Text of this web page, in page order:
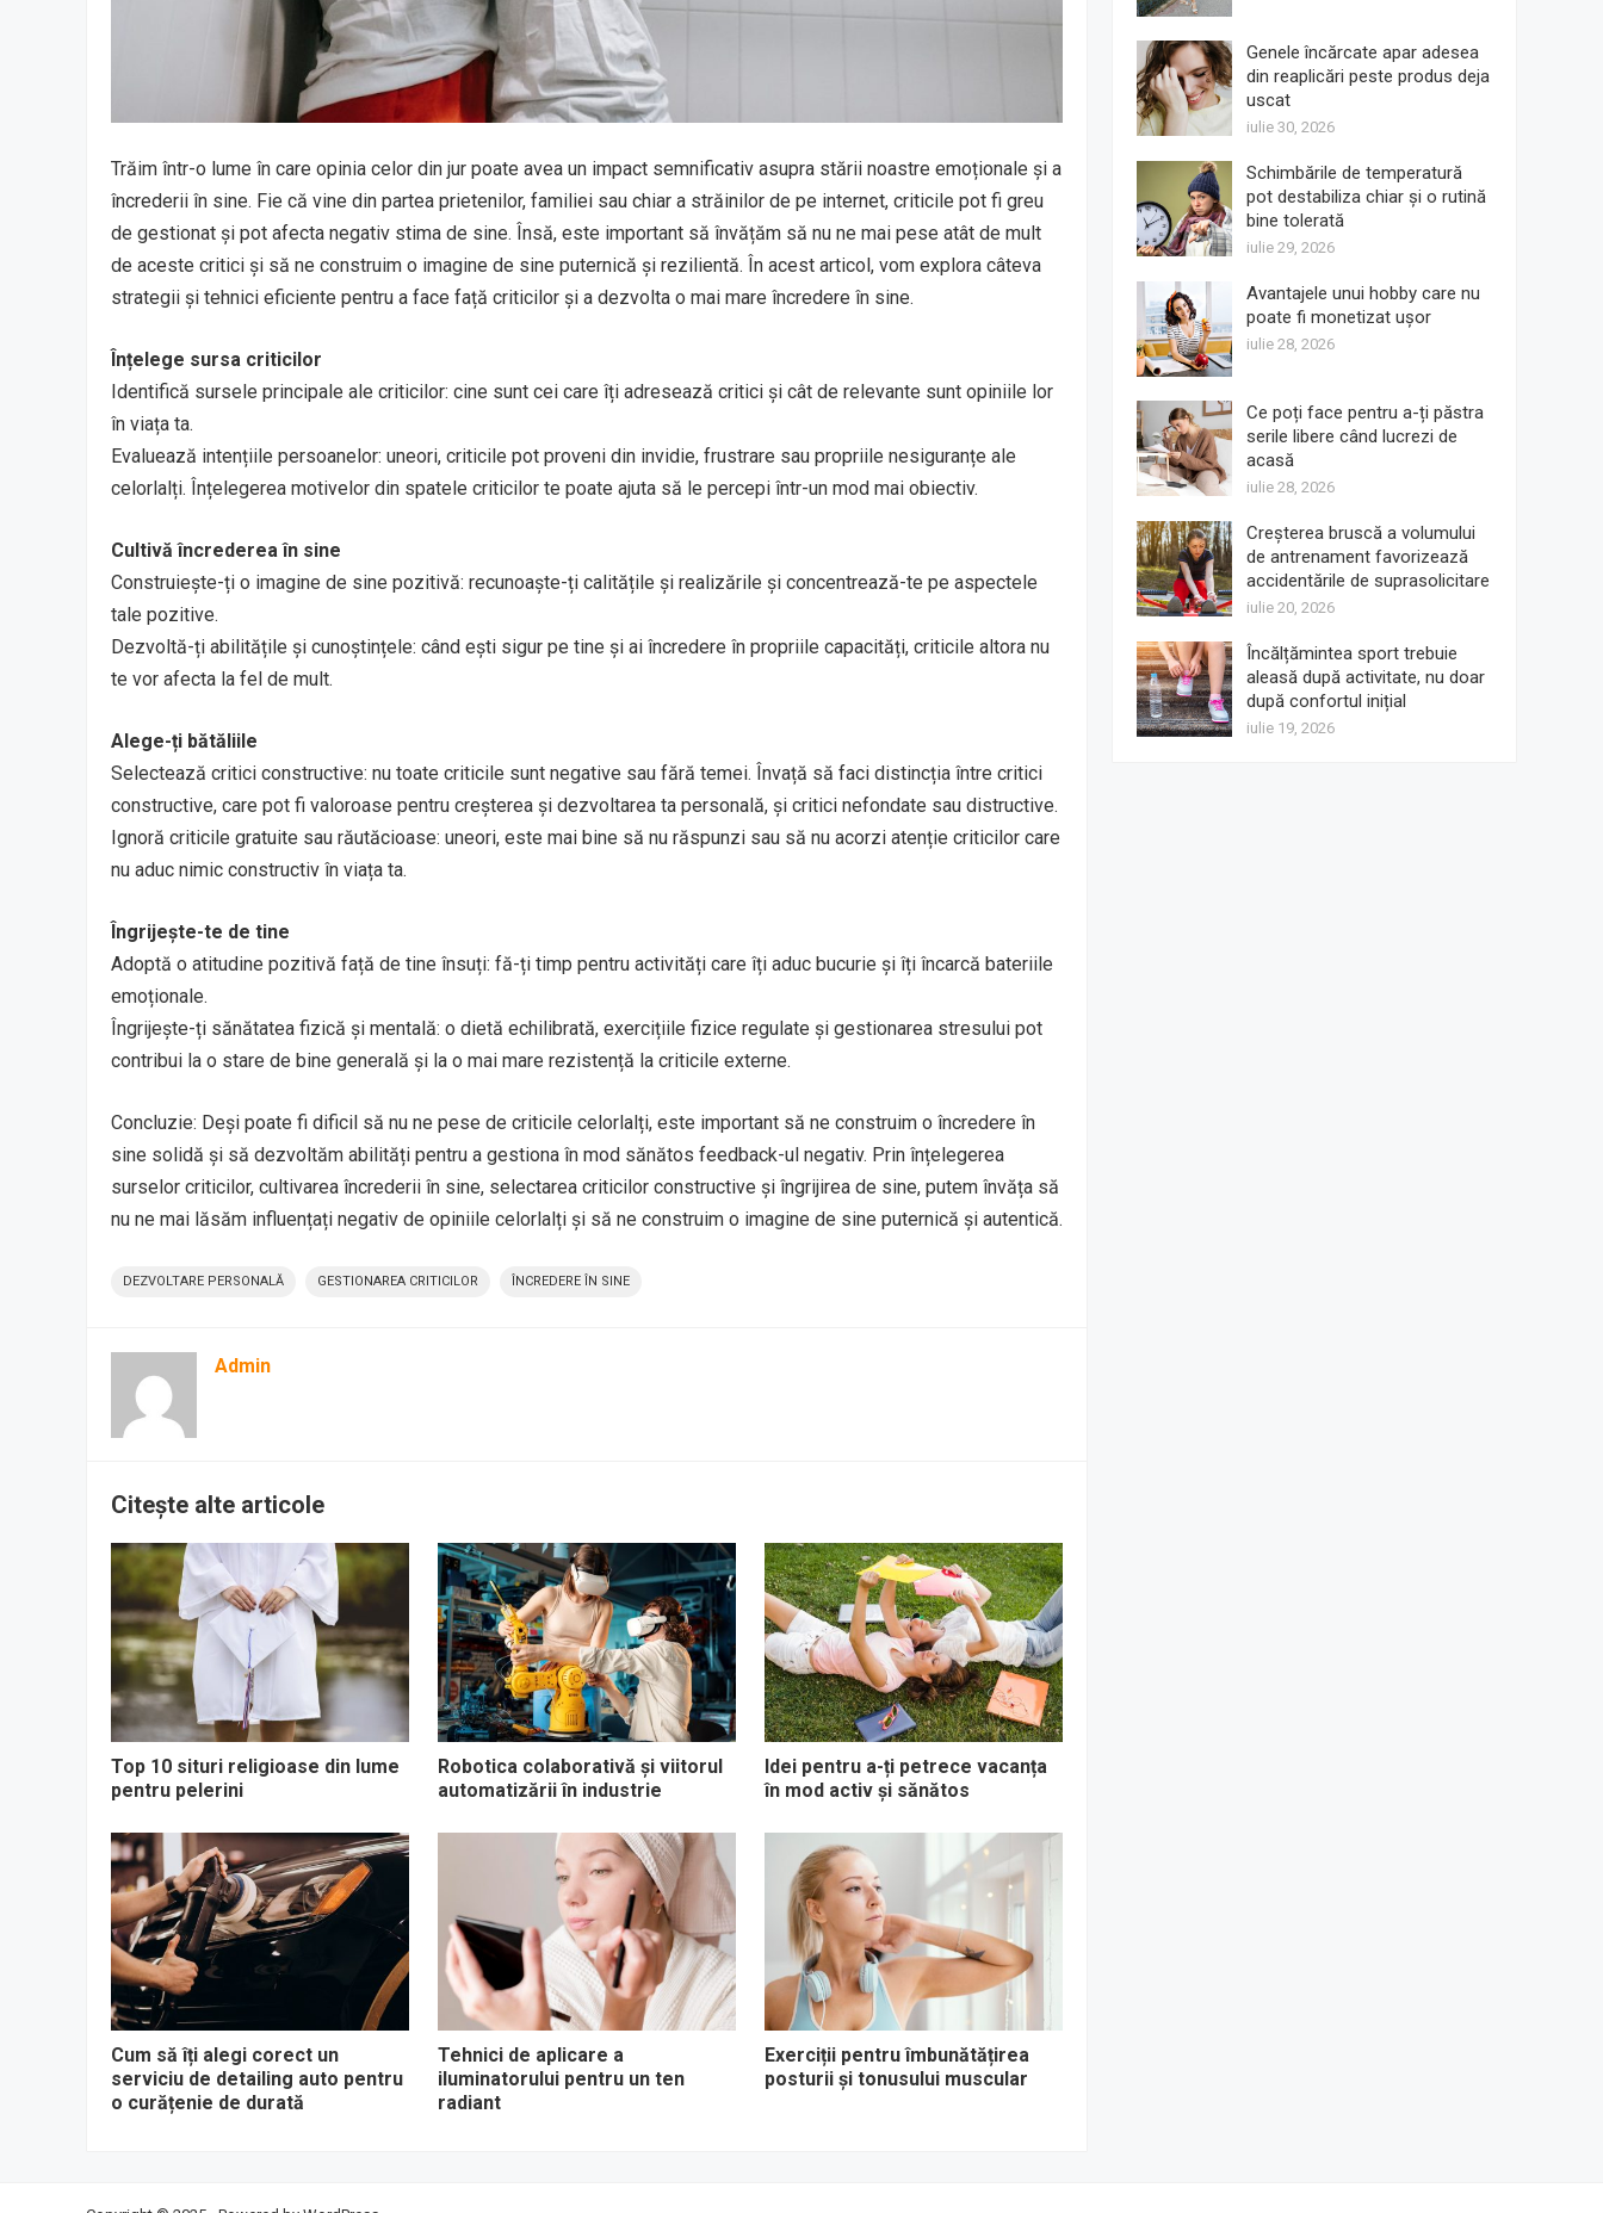
Trăim într-o lume în care opinia celor din jur poate avea un impact semnificativ asupra stării noastre emoționale și a
încrederii în sine. Fie că vine din partea prietenilor, familiei sau chiar a străinilor de pe internet, criticile pot fi greu
de gestionat și pot afecta negativ stima de sine. Însă, este important să învățăm să nu ne mai pese atât de mult
de aceste critici și să ne construim o imagine de sine puternică și rezilientă. În acest articol, vom explora câteva
strategii și tehnici eficiente pentru a face față criticilor și a dezvolta o mai mare încredere în sine.
Înțelege sursa criticilor
Identifică sursele principale ale criticilor: cine sunt cei care îți adresează critici și cât de relevante sunt opiniile lor
în viața ta.
Evaluează intențiile persoanelor: uneori, criticile pot proveni din invidie, frustrare sau propriile nesiguranțe ale
celorlalți. Înțelegerea motivelor din spatele criticilor te poate ajuta să le percepi într-un mod mai obiectiv.
Cultivă încrederea în sine
Construiește-ți o imagine de sine pozitivă: recunoaște-ți calitățile și realizările și concentrează-te pe aspectele
tale pozitive.
Dezvoltă-ți abilitățile și cunoștințele: când ești sigur pe tine și ai încredere în propriile capacități, criticile altora nu
te vor afecta la fel de mult.
Alege-ți bătăliile
Selectează critici constructive: nu toate criticile sunt negative sau fără temei. Învață să faci distincția între critici
constructive, care pot fi valoroase pentru creșterea și dezvoltarea ta personală, și critici nefondate sau distructive.
Ignoră criticile gratuite sau răutăcioase: uneori, este mai bine să nu răspunzi sau să nu acorzi atenție criticilor care
nu aduc nimic constructiv în viața ta.
Îngrijește-te de tine
Adoptă o atitudine pozitivă față de tine însuți: fă-ți timp pentru activități care îți aduc bucurie și îți încarcă bateriile
emoționale.
Îngrijește-ți sănătatea fizică și mentală: o dietă echilibrată, exercițiile fizice regulate și gestionarea stresului pot
contribui la o stare de bine generală și la o mai mare rezistență la criticile externe.
Concluzie: Deși poate fi dificil să nu ne pese de criticile celorlalți, este important să ne construim o încredere în
sine solidă și să dezvoltăm abilități pentru a gestiona în mod sănătos feedback-ul negativ. Prin înțelegerea
surselor criticilor, cultivarea încrederii în sine, selectarea criticilor constructive și îngrijirea de sine, putem învăța să
nu ne mai lăsăm influențați negativ de opiniile celorlalți și să ne construim o imagine de sine puternică și autentică.
DEZVOLTARE PERSONALĂ GESTIONAREA CRITICILOR ÎNCREDERE ÎN SINE
Admin
Citește alte articole
Top 10 situri religioase din lume
pentru pelerini
Robotica colaborativă și viitorul
automatizării în industrie
Idei pentru a-ți petrece vacanța
în mod activ și sănătos
Cum să îți alegi corect un
serviciu de detailing auto pentru
o curățenie de durată
Tehnici de aplicare a
iluminatorului pentru un ten
radiant
Exerciții pentru îmbunătățirea
posturii și tonusului muscular
Genele încărcate apar adesea
din reaplicări peste produs deja
uscat
iulie 30, 2026
Schimbările de temperatură
pot destabiliza chiar și o rutină
bine tolerată
iulie 29, 2026
Avantajele unui hobby care nu
poate fi monetizat ușor
iulie 28, 2026
Ce poți face pentru a-ți păstra
serile libere când lucrezi de
acasă
iulie 28, 2026
Creșterea bruscă a volumului
de antrenament favorizează
accidentările de suprasolicitare
iulie 20, 2026
Încălțămintea sport trebuie
aleasă după activitate, nu doar
după confortul inițial
iulie 19, 2026